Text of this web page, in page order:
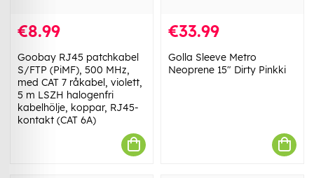
€8.99
Goobay RJ45 patchkabel
S/FTP (PiMF), 500 MHz,
med CAT 7 råkabel, violett,
5 m LSZH halogenfri
kabelhölje, koppar, RJ45-
kontakt (CAT 6A)
€33.99
Golla Sleeve Metro
Neoprene 15" Dirty Pinkki